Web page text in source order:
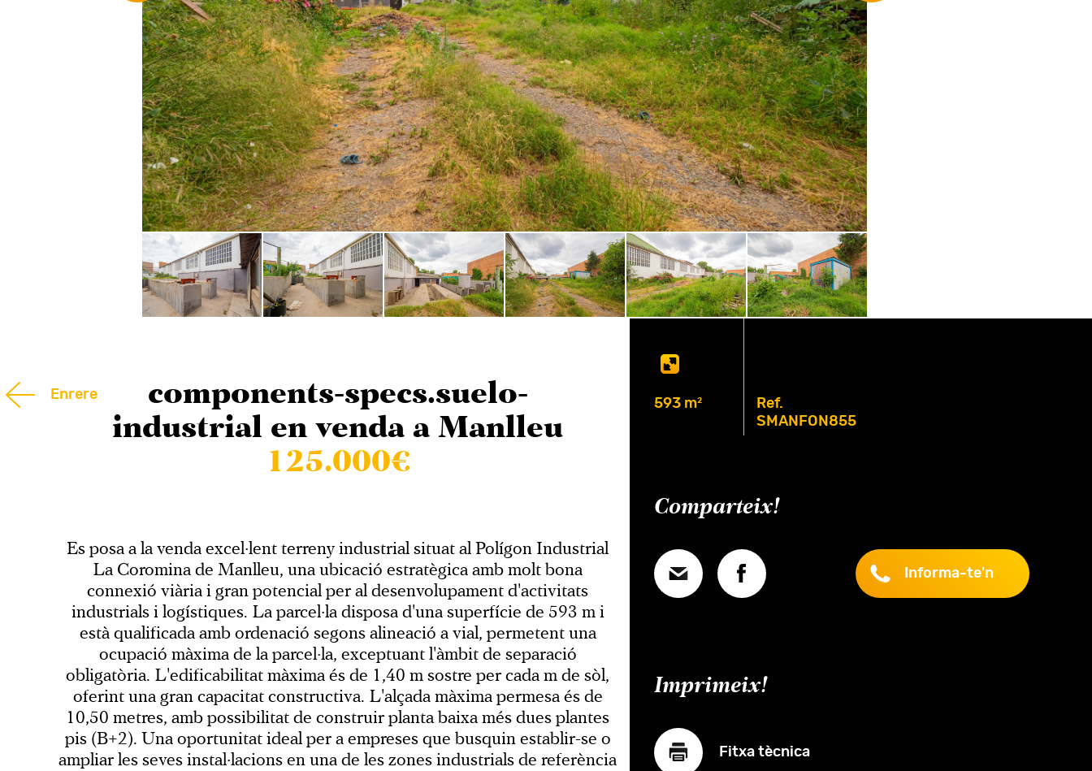
Enrere
components-specs.suelo-
industrial en venda a Manlleu
125.000€
Es posa a la venda excel·lent terreny industrial situat al Polígon Industrial
La Coromina de Manlleu, una ubicació estratègica amb molt bona
connexió viària i gran potencial per al desenvolupament d'activitats
industrials i logístiques. La parcel·la disposa d'una superfície de 593 m i
està qualificada amb ordenació segons alineació a vial, permetent una
ocupació màxima de la parcel·la, exceptuant l'àmbit de separació
obligatòria. L'edificabilitat màxima és de 1,40 m sostre per cada m de sòl,
oferint una gran capacitat constructiva. L'alçada màxima permesa és de
10,50 metres, amb possibilitat de construir planta baixa més dues plantes
pis (B+2). Una oportunitat ideal per a empreses que busquin establir-se o
ampliar les seves instal·lacions en una de les zones industrials de referència
593 m²
Ref.
SMANFON855
Comparteix!
Informa-te'n
Imprimeix!
Fitxa tècnica